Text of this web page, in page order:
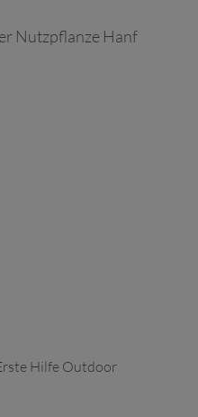
Nutzpflanze Hanf